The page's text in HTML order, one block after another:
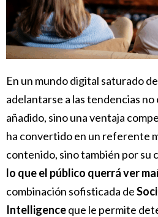
En un mundo digital saturado
adelantarse a las tendencias no
añadido, sino una ventaja
ha convertido en un referente
contenido, sino también por su
lo que el público querrá ver
combinación sofisticada de
Intelligenceque le permite